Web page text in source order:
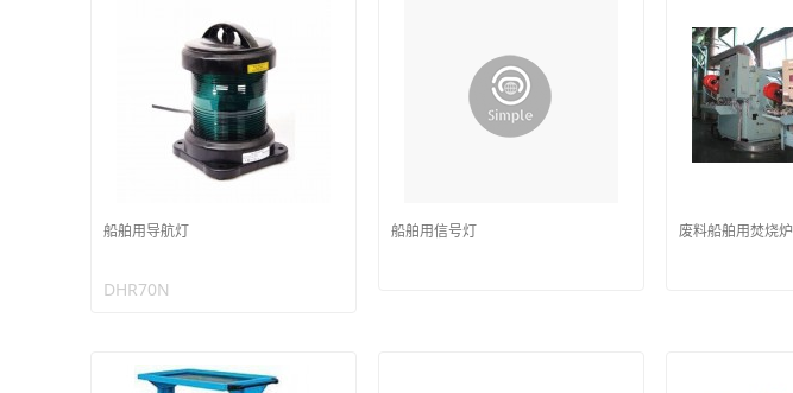
船舶用导航灯
DHR70N
船舶用信号灯 废料船舶用焚烧炉